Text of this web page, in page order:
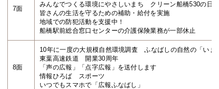
7面
みんなでつくる環境にやさしいまち クリーン船橋530の日
皆さんの生活を守るための補助・給付を実施
地域での防犯活動を支援中！
船橋駅前総合窓口センターの介護保険業務が一部休止
8面
10年に一度の大規模自然環境調査 ふなばしの自然の「いま
東葉高速鉄道 開業30周年
「声の広報」「点字広報」を送付します
情報ひろば スポーツ
いつでもスマホで「広報ふなばし」